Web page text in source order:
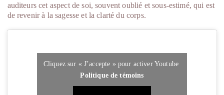
auditeurs cet aspect de soi, souvent oublié et sous-estimé, qui est
de revenir à la sagesse et la clarté du corps.
Cliquez sur « J’accepte » pour activer Youtube
Politique de témoins